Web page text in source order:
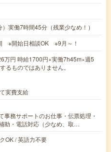
実働7時間45分（残業少なめ！）
※開始日相談OK ※9月～！
円 時給1700円×実働7h45m×週5
るものではありません。
実費支給
事務サポートのお仕事・伝票処理・
助・電話対応（少なめ、取…
OK / 英語力不要